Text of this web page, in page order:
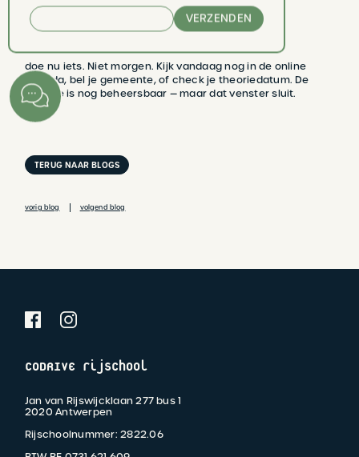
doe nu iets. Niet morgen. Kijk vandaag nog in de online
agenda, bel je gemeente, of check je theoriedatum. De
situatie is nog beheersbaar — maar dat venster sluit.
vorig blog volgend blog
TERUG NAAR BLOGS
VERZENDEN
CODRIVE rijschool
Jan van Rijswijcklaan 277 bus 1
2020 Antwerpen
Rijschoolnummer: 2822.06